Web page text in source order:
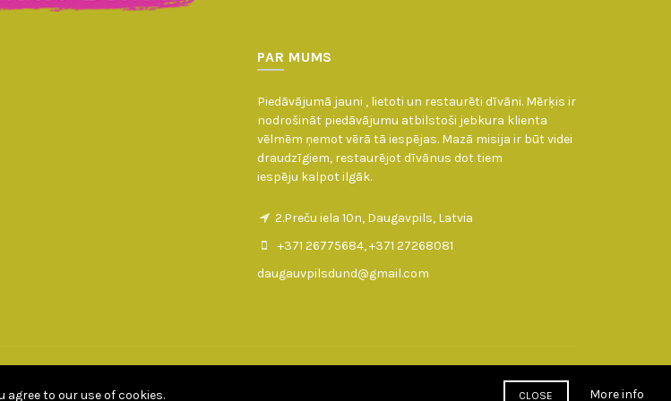
PAR MUMS
Piedāvājumā jauni , lietoti un restaurēti dīvāni. Mērķis ir
nodrošināt piedāvājumu atbilstoši jebkura klienta
vēlmēm ņemot vērā tā iespējas. Mazā misija ir būt videi
draudzīgiem, restaurējot dīvānus dot tiem
iespēju kalpot ilgāk.
2.Preču iela 10n, Daugavpils, Latvia
+371 26775684, +371 27268081
daugauvpilsdund@gmail.com
by Goldbird.lv
agree to our use of cookies. CLOSE More info